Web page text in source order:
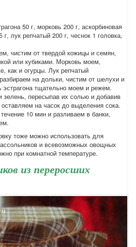
50 г, морковь 200 г, аскорбиновая
лук репчатый 200 г, чеснок 1 головка,
чистим от твердой кожицы и семян,
или кубиками. Морковь моем,
как и огурцы. Лук репчатый
на дольки, чистим от шелухи и
тщательно моем и режем.
пересыпав их солью и добавив
на часок до выделения сока.
10 мин и разливаем в банки,
тоже можно использовать для
и всевозможных овощных
при комнатной температуре.
из переросших